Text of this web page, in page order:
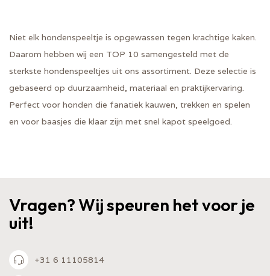
Niet elk hondenspeeltje is opgewassen tegen krachtige kaken.
Daarom hebben wij een TOP 10 samengesteld met de
sterkste hondenspeeltjes uit ons assortiment. Deze selectie is
gebaseerd op duurzaamheid, materiaal en praktijkervaring.
Perfect voor honden die fanatiek kauwen, trekken en spelen
en voor baasjes die klaar zijn met snel kapot speelgoed.
Vragen? Wij speuren het voor je
uit!
+31 6 11105814